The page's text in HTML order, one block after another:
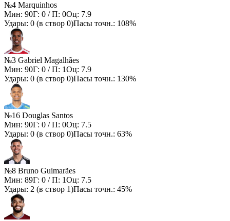
№4 Marquinhos
Мин: 90Г: 0 / П: 0Оц: 7.9
Удары: 0 (в створ 0)Пасы точн.: 108%
№3 Gabriel Magalhães
Мин: 90Г: 0 / П: 1Оц: 7.9
Удары: 0 (в створ 0)Пасы точн.: 130%
№16 Douglas Santos
Мин: 90Г: 0 / П: 0Оц: 7.5
Удары: 0 (в створ 0)Пасы точн.: 63%
№8 Bruno Guimarães
Мин: 89Г: 0 / П: 1Оц: 7.5
Удары: 2 (в створ 1)Пасы точн.: 45%